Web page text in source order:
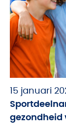
15 januari
gezondheid